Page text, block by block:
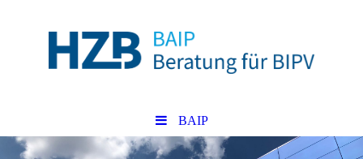
BAIP